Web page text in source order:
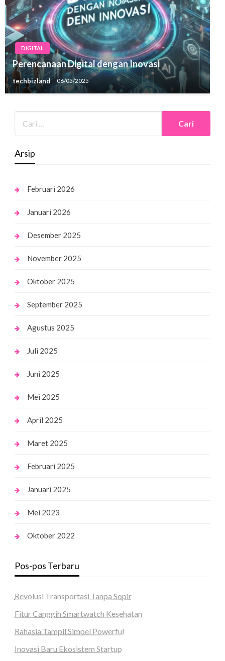
DIGITAL
Perencanaan Digital dengan Inovasi
techbizland 06/05/2025
Arsip
Februari 2026
Januari 2026
Desember 2025
November 2025
Oktober 2025
September 2025
Agustus 2025
Juli 2025
Juni 2025
Mei 2025
April 2025
Maret 2025
Februari 2025
Januari 2025
Mei 2023
Oktober 2022
Pos-pos Terbaru
Revolusi Transportasi Tanpa Sopir
Fitur Canggih Smartwatch Kesehatan
Rahasia Tampil Simpel Powerful
Inovasi Baru Ekosistem Startup